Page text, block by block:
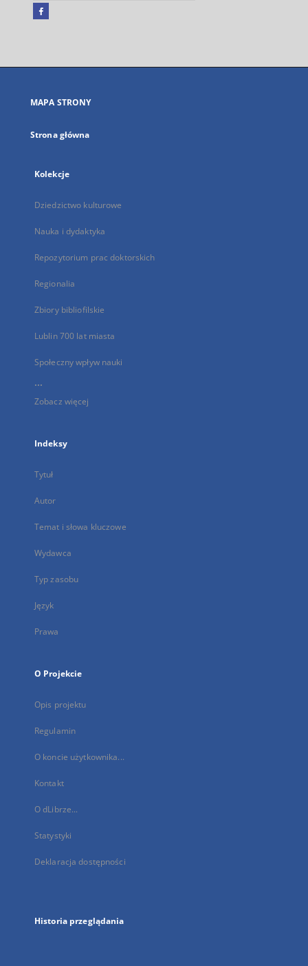
Facebook
się
karcie
MAPA STRONY
Strona główna
Kolekcje
Dziedzictwo kulturowe
Nauka i dydaktyka
Repozytorium prac doktorskich
Regionalia
Zbiory bibliofilskie
Lublin 700 lat miasta
Społeczny wpływ nauki
...
Zobacz więcej
Indeksy
Tytuł
Autor
Temat i słowa kluczowe
Wydawca
Typ zasobu
Język
Prawa
O Projekcie
Opis projektu
Regulamin
O koncie użytkownika...
Kontakt
O dLibrze...
Statystyki
Deklaracja dostępności
Historia przeglądania